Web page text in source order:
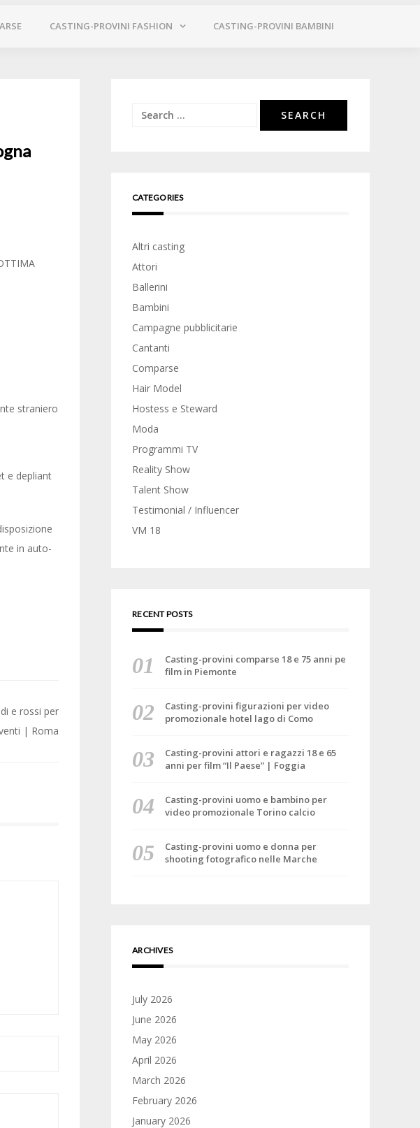
CASTING-PROVINI FASHION CASTING-PROVINI BAMBINI
straniero
e depliant
in auto-
e rossi per
| Roma
Search
CATEGORIES
Altri casting
Attori
Ballerini
Bambini
Campagne pubblicitarie
Cantanti
Comparse
Hair Model
Hostess e Steward
Moda
Programmi TV
Reality Show
Talent Show
Testimonial / Influencer
VM 18
RECENT POSTS
Casting-provini comparse 18 e 75 anni pe
film in Piemonte
Casting-provini figurazioni per video
promozionale hotel lago di Como
Casting-provini attori e ragazzi 18 e 65
anni per film “Il Paese” | Foggia
Casting-provini uomo e bambino per
video promozionale Torino calcio
Casting-provini uomo e donna per
shooting fotografico nelle Marche
ARCHIVES
July 2026
June 2026
May 2026
April 2026
March 2026
February 2026
January 2026